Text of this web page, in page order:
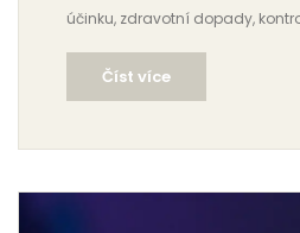
účinku, zdravotní dopady,
legislativu v ČR.
Číst více